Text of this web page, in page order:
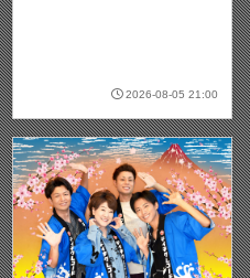
2026-08-05 21:00